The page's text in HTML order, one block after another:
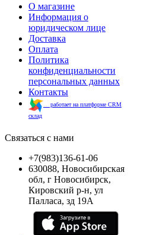
О магазине
Информация о
юридическом лице
Доставка
Оплата
Политика
конфиденциальности
персональных данных
Контакты
работает на платформе CRM
склад
Связаться с нами
+7(983)136-61-06
630088, Новосибирская
обл, г Новосибирск,
Кировский р-н, ул
Палласа, зд 19А